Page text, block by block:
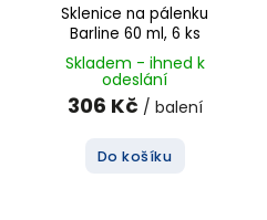
Sklenice na pálenku
Barline 60 ml, 6 ks
Skladem - ihned k
odeslání
306 Kč / balení
Do košíku